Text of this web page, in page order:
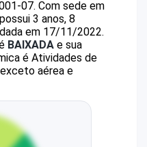
07. Com sede em
3 anos, 8
em 17/11/2022.
BAIXADA e sua
é Atividades de
aérea e